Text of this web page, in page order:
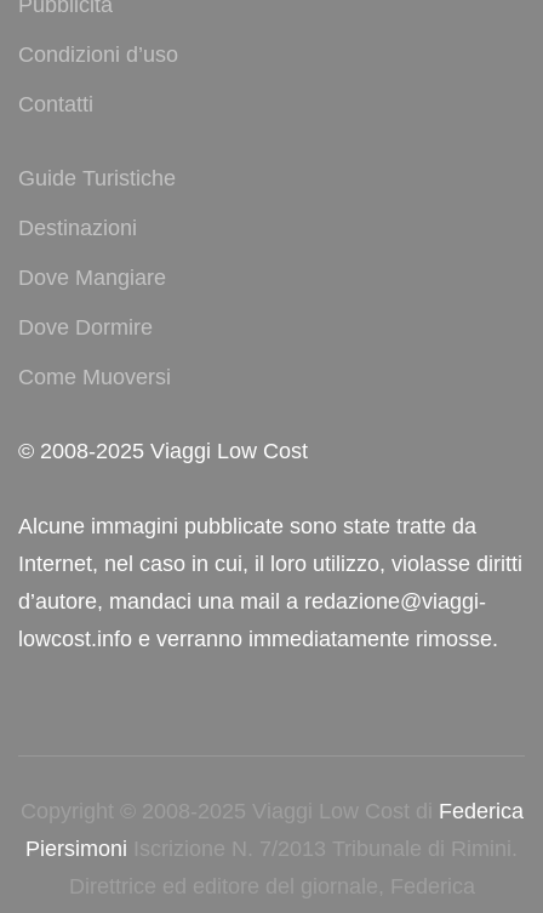
Pubblicità
Condizioni d’uso
Contatti
Guide Turistiche
Destinazioni
Dove Mangiare
Dove Dormire
Come Muoversi
© 2008-2025 Viaggi Low Cost
Alcune immagini pubblicate sono state tratte da
Internet, nel caso in cui, il loro utilizzo, violasse diritti
d’autore, mandaci una mail a redazione@viaggi-
lowcost.info e verranno immediatamente rimosse.
Copyright © 2008-2025 Viaggi Low Cost di Federica
Piersimoni Iscrizione N. 7/2013 Tribunale di Rimini.
Direttrice ed editore del giornale, Federica